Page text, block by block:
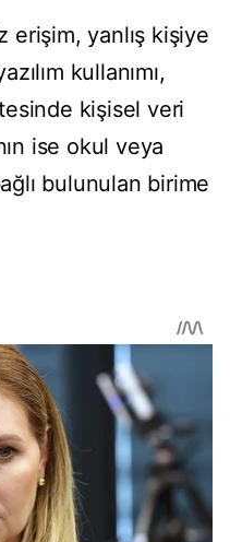
erişim, yanlış kişiye
kullanımı,
kişisel veri
ise okul veya
bulunulan birime